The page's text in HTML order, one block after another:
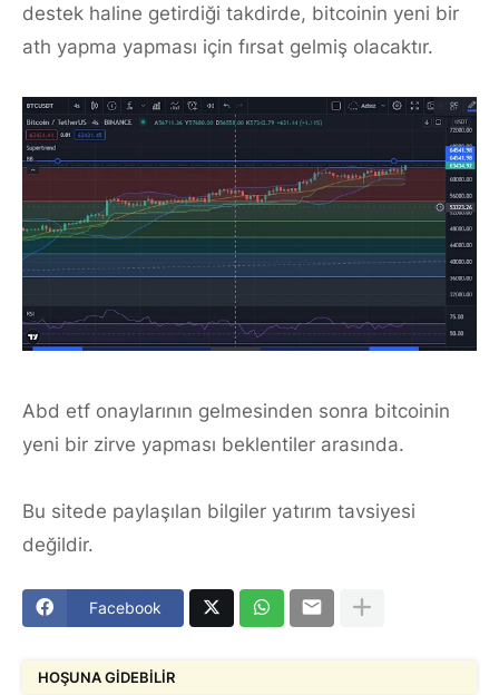
destek haline getirdiği takdirde, bitcoinin yeni bir
ath yapma yapması için fırsat gelmiş olacaktır.
Abd etf onaylarının gelmesinden sonra bitcoinin
yeni bir zirve yapması beklentiler arasında.
Bu sitede paylaşılan bilgiler yatırım tavsiyesi
değildir.
Facebook
HOŞUNA GIDEBILIR